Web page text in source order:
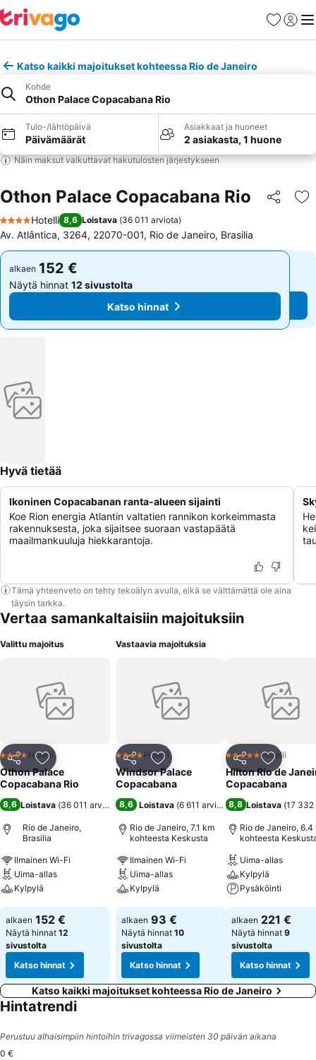
Suosikit
Katso kaikki majoitukset kohteessa Rio de Janeiro
Kohde
Othon Palace Copacabana Rio
Tulo-/lähtöpäivä
Päivämäärät
Asiakkaat ja huoneet
2 asiakasta, 1 huone
Näin maksut vaikuttavat hakutulosten järjestykseen
Othon Palace Copacabana Rio Jaa
4 Tähtiluokitus
Hotelli 8,6 Loistava (36 011 arviota)
Av. Atlântica, 3264, 22070-001, Rio de Janeiro, Brasilia
alkaen 152 €
Näytä hinnat 12 sivustolta
Katso hinnat
alkaen 152 €
Näytä hinnat 12 sivustolta
Katso hinnat
Hyvä tietää
Ikoninen Copacabanan ranta-alueen sijainti
Koe Rion energia Atlantin valtatien rannikon korkeimmasta
rakennuksesta, joka sijaitsee suoraan vastapäätä
maailmankuuluja hiekkarantoja.
Tämä yhteenveto on tehty tekoälyn avulla, eikä se välttämättä ole aina
täysin tarkka.
Vertaa samankaltaisiin majoituksiin
Valittu majoitus
Jaa Lisää suosikkeihin
4 Tähtiluokitus
Hotelli
Othon Palace
Copacabana Rio
8,6 Loistava (36 011 arviota )
Rio de Janeiro,
Brasilia
Ilmainen Wi-Fi
Uima-allas
Kylpylä
Katso hinnat
alkaen 152 €
Näytä hinnat 12
sivustolta
Katso hinnat
Vastaavia majoituksia
Jaa Lisää suosikkeihin
4 Tähtiluokitus
Hotelli
Windsor Palace
Copacabana
8,6 Loistava (6 611 arviota)
Rio de Janeiro, 7.1 km
kohteesta Keskusta
Ilmainen Wi-Fi
Uima-allas
Kylpylä
Katso hinnat
alkaen 93 €
Näytä hinnat 10
sivustolta
Katso hinnat
Jaa Lisää
5 Tähtiluokitus
Hotelli
Hilton Rio de
Copacabana
8,8 Loistava (17 332
Rio de Janeiro, 6.4
kohteesta
Uima-allas
Kylpylä
Pysäköinti
Katso hinnat
alkaen 221 €
Näytä hinnat 9
sivustolta
Katso hinnat
Katso kaikki majoitukset kohteessa Rio de Janeiro
Hintatrendi
Perustuu alhaisimpiin hintoihin trivagossa viimeisten 30 päivän aikana
0 €